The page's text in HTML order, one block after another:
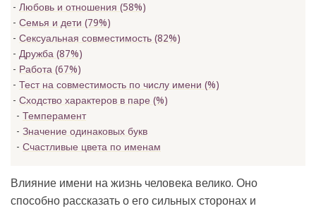
Любовь и отношения (58%)
Семья и дети (79%)
Сексуальная совместимость (82%)
Дружба (87%)
Работа (67%)
Тест на совместимость по числу имени (%)
Сходство характеров в паре (%)
Темперамент
Значение одинаковых букв
Счастливые цвета по именам
Влияние имени на жизнь человека велико. Оно
способно рассказать о его сильных сторонах и